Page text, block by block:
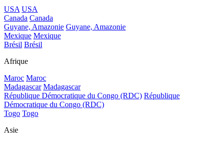
USA USA
Canada Canada
Guyane, Amazonie Guyane, Amazonie
Mexique Mexique
Brésil Brésil
Afrique
Maroc Maroc
Madagascar Madagascar
République Démocratique du Congo (RDC) République
Démocratique du Congo (RDC)
Togo Togo
Asie